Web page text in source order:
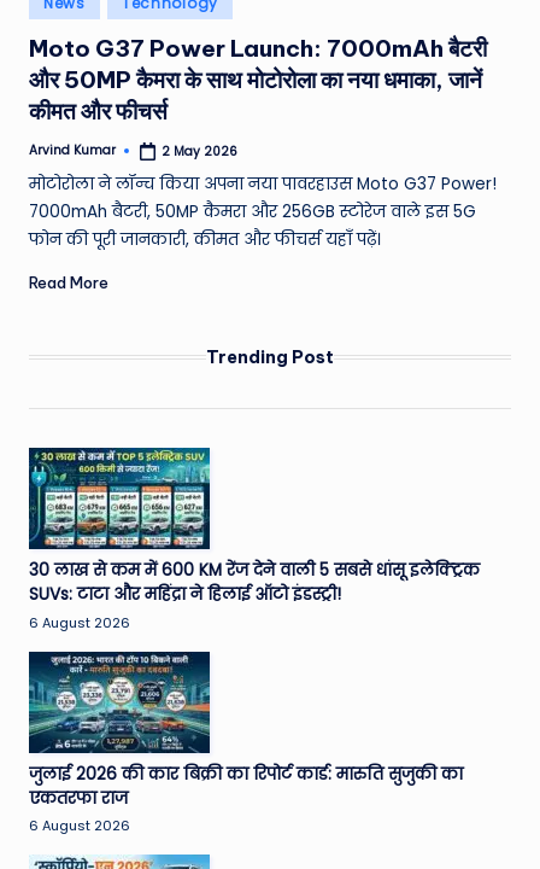
e
a
t
er
,
T
e
h
&
M
o
vi
e
N
e
w
s
A
ro
u
in
Moto G37 Power Launch: 7000mAh बैटरी
और 50MP कैमरा के साथ मोटोरोला का नया धमाका, जानें
कीमत और फीचर्स
Posted
by
Arvind Kumar 2 May 2026
मोटोरोला ने लॉन्च किया अपना नया पावरहाउस Moto G37 Power!
7000mAh बैटरी, 50MP कैमरा और 256GB स्टोरेज वाले इस 5G
फोन की पूरी जानकारी, कीमत और फीचर्स यहाँ पढ़ें।
Read More
Trending Post
30 लाख से कम में 600 KM रेंज देने वाली 5 सबसे धांसू इलेक्ट्रिक
SUVs: टाटा और महिंद्रा ने हिलाई ऑटो इंडस्ट्री!
6 August 2026
जुलाई 2026 की कार बिक्री का रिपोर्ट कार्ड: मारुति सुजुकी का
एकतरफा राज
6 August 2026